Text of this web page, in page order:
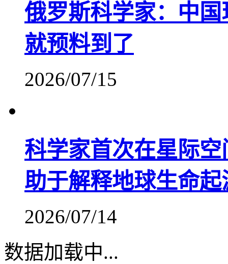
俄罗斯科学家：中
就预料到了
2026/07/15
科学家首次在星际
助于解释地球生命起
2026/07/14
数据加载中...